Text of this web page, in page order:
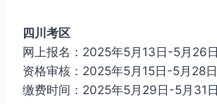
四川考区
网上报名：2025年5月13日-5月26日
资格审核：2025年5月15日-5月28日
缴费时间：2025年5月29日-5月31日